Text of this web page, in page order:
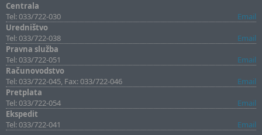
Centrala
Tel: 033/722-030
Email
Uredništvo
Tel: 033/722-038
Email
Pravna služba
Tel: 033/722-051
Email
Računovodstvo
Tel: 033/722-045, Fax: 033/722-046
Email
Pretplata
Tel: 033/722-054
Email
Ekspedit
Tel: 033/722-041
Email